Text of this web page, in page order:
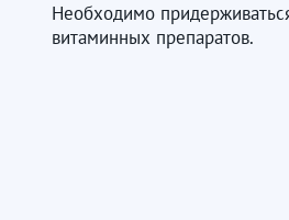
Необходимо
витаминных препаратов.